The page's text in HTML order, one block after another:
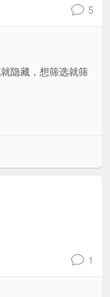
v 5
隐藏，想筛选就筛
v 1